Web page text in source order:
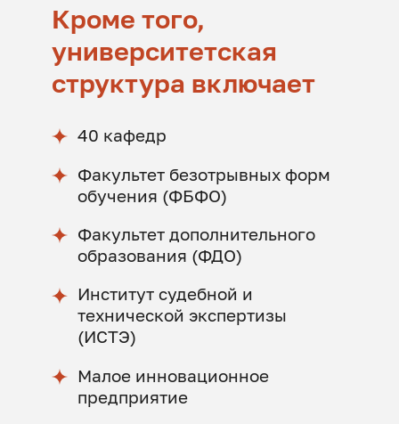
Кроме того,
университетская
структура включает
40 кафедр
Факультет безотрывных форм
обучения (ФБФО)
Факультет дополнительного
образования (ФДО)
Институт судебной и
технической экспертизы
(ИСТЭ)
Малое инновационное
предприятие